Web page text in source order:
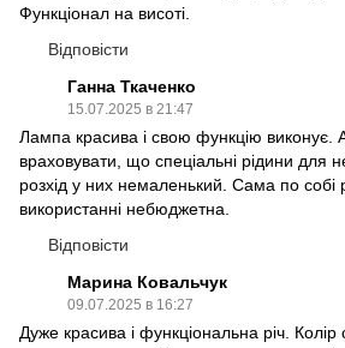
Функціонал на висоті.
Відповісти
Ганна Ткаченко
15.07.2025 в 21:47
Лампа красива і свою функцію виконує.
враховувати, що спеціальні рідини для
розхід у них немаленький. Сама по собі
використанні небюджетна.
Відповісти
Марина Ковальчук
09.07.2025 в 16:27
Дуже красива і функціональна річ. Колір